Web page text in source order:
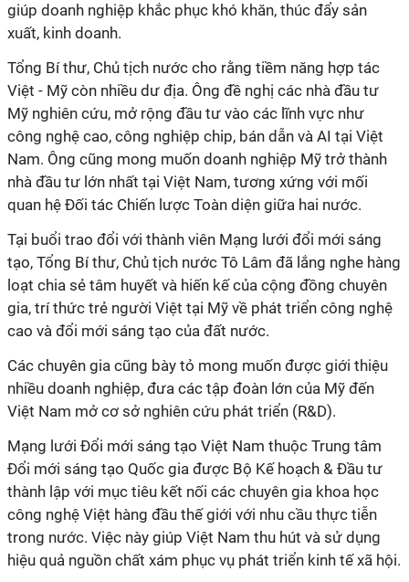
giúp doanh nghiệp khắc phục khó khăn, thúc đẩy sản
xuất, kinh doanh.
Tổng Bí thư, Chủ tịch nước cho rằng tiềm năng hợp tác
Việt - Mỹ còn nhiều dư địa. Ông đề nghị các nhà đầu tư
Mỹ nghiên cứu, mở rộng đầu tư vào các lĩnh vực như
công nghệ cao, công nghiệp chip, bán dẫn và AI tại Việt
Nam. Ông cũng mong muốn doanh nghiệp Mỹ trở thành
nhà đầu tư lớn nhất tại Việt Nam, tương xứng với mối
quan hệ Đối tác Chiến lược Toàn diện giữa hai nước.
Tại buổi trao đổi với thành viên Mạng lưới đổi mới sáng
tạo, Tổng Bí thư, Chủ tịch nước Tô Lâm đã lắng nghe hàng
loạt chia sẻ tâm huyết và hiến kế của cộng đồng chuyên
gia, trí thức trẻ người Việt tại Mỹ về phát triển công nghệ
cao và đổi mới sáng tạo của đất nước.
Các chuyên gia cũng bày tỏ mong muốn được giới thiệu
nhiều doanh nghiệp, đưa các tập đoàn lớn của Mỹ đến
Việt Nam mở cơ sở nghiên cứu phát triển (R&D).
Mạng lưới Đổi mới sáng tạo Việt Nam thuộc Trung tâm
Đổi mới sáng tạo Quốc gia được Bộ Kế hoạch & Đầu tư
thành lập với mục tiêu kết nối các chuyên gia khoa học
công nghệ Việt hàng đầu thế giới với nhu cầu thực tiễn
trong nước. Việc này giúp Việt Nam thu hút và sử dụng
hiệu quả nguồn chất xám phục vụ phát triển kinh tế xã hội.